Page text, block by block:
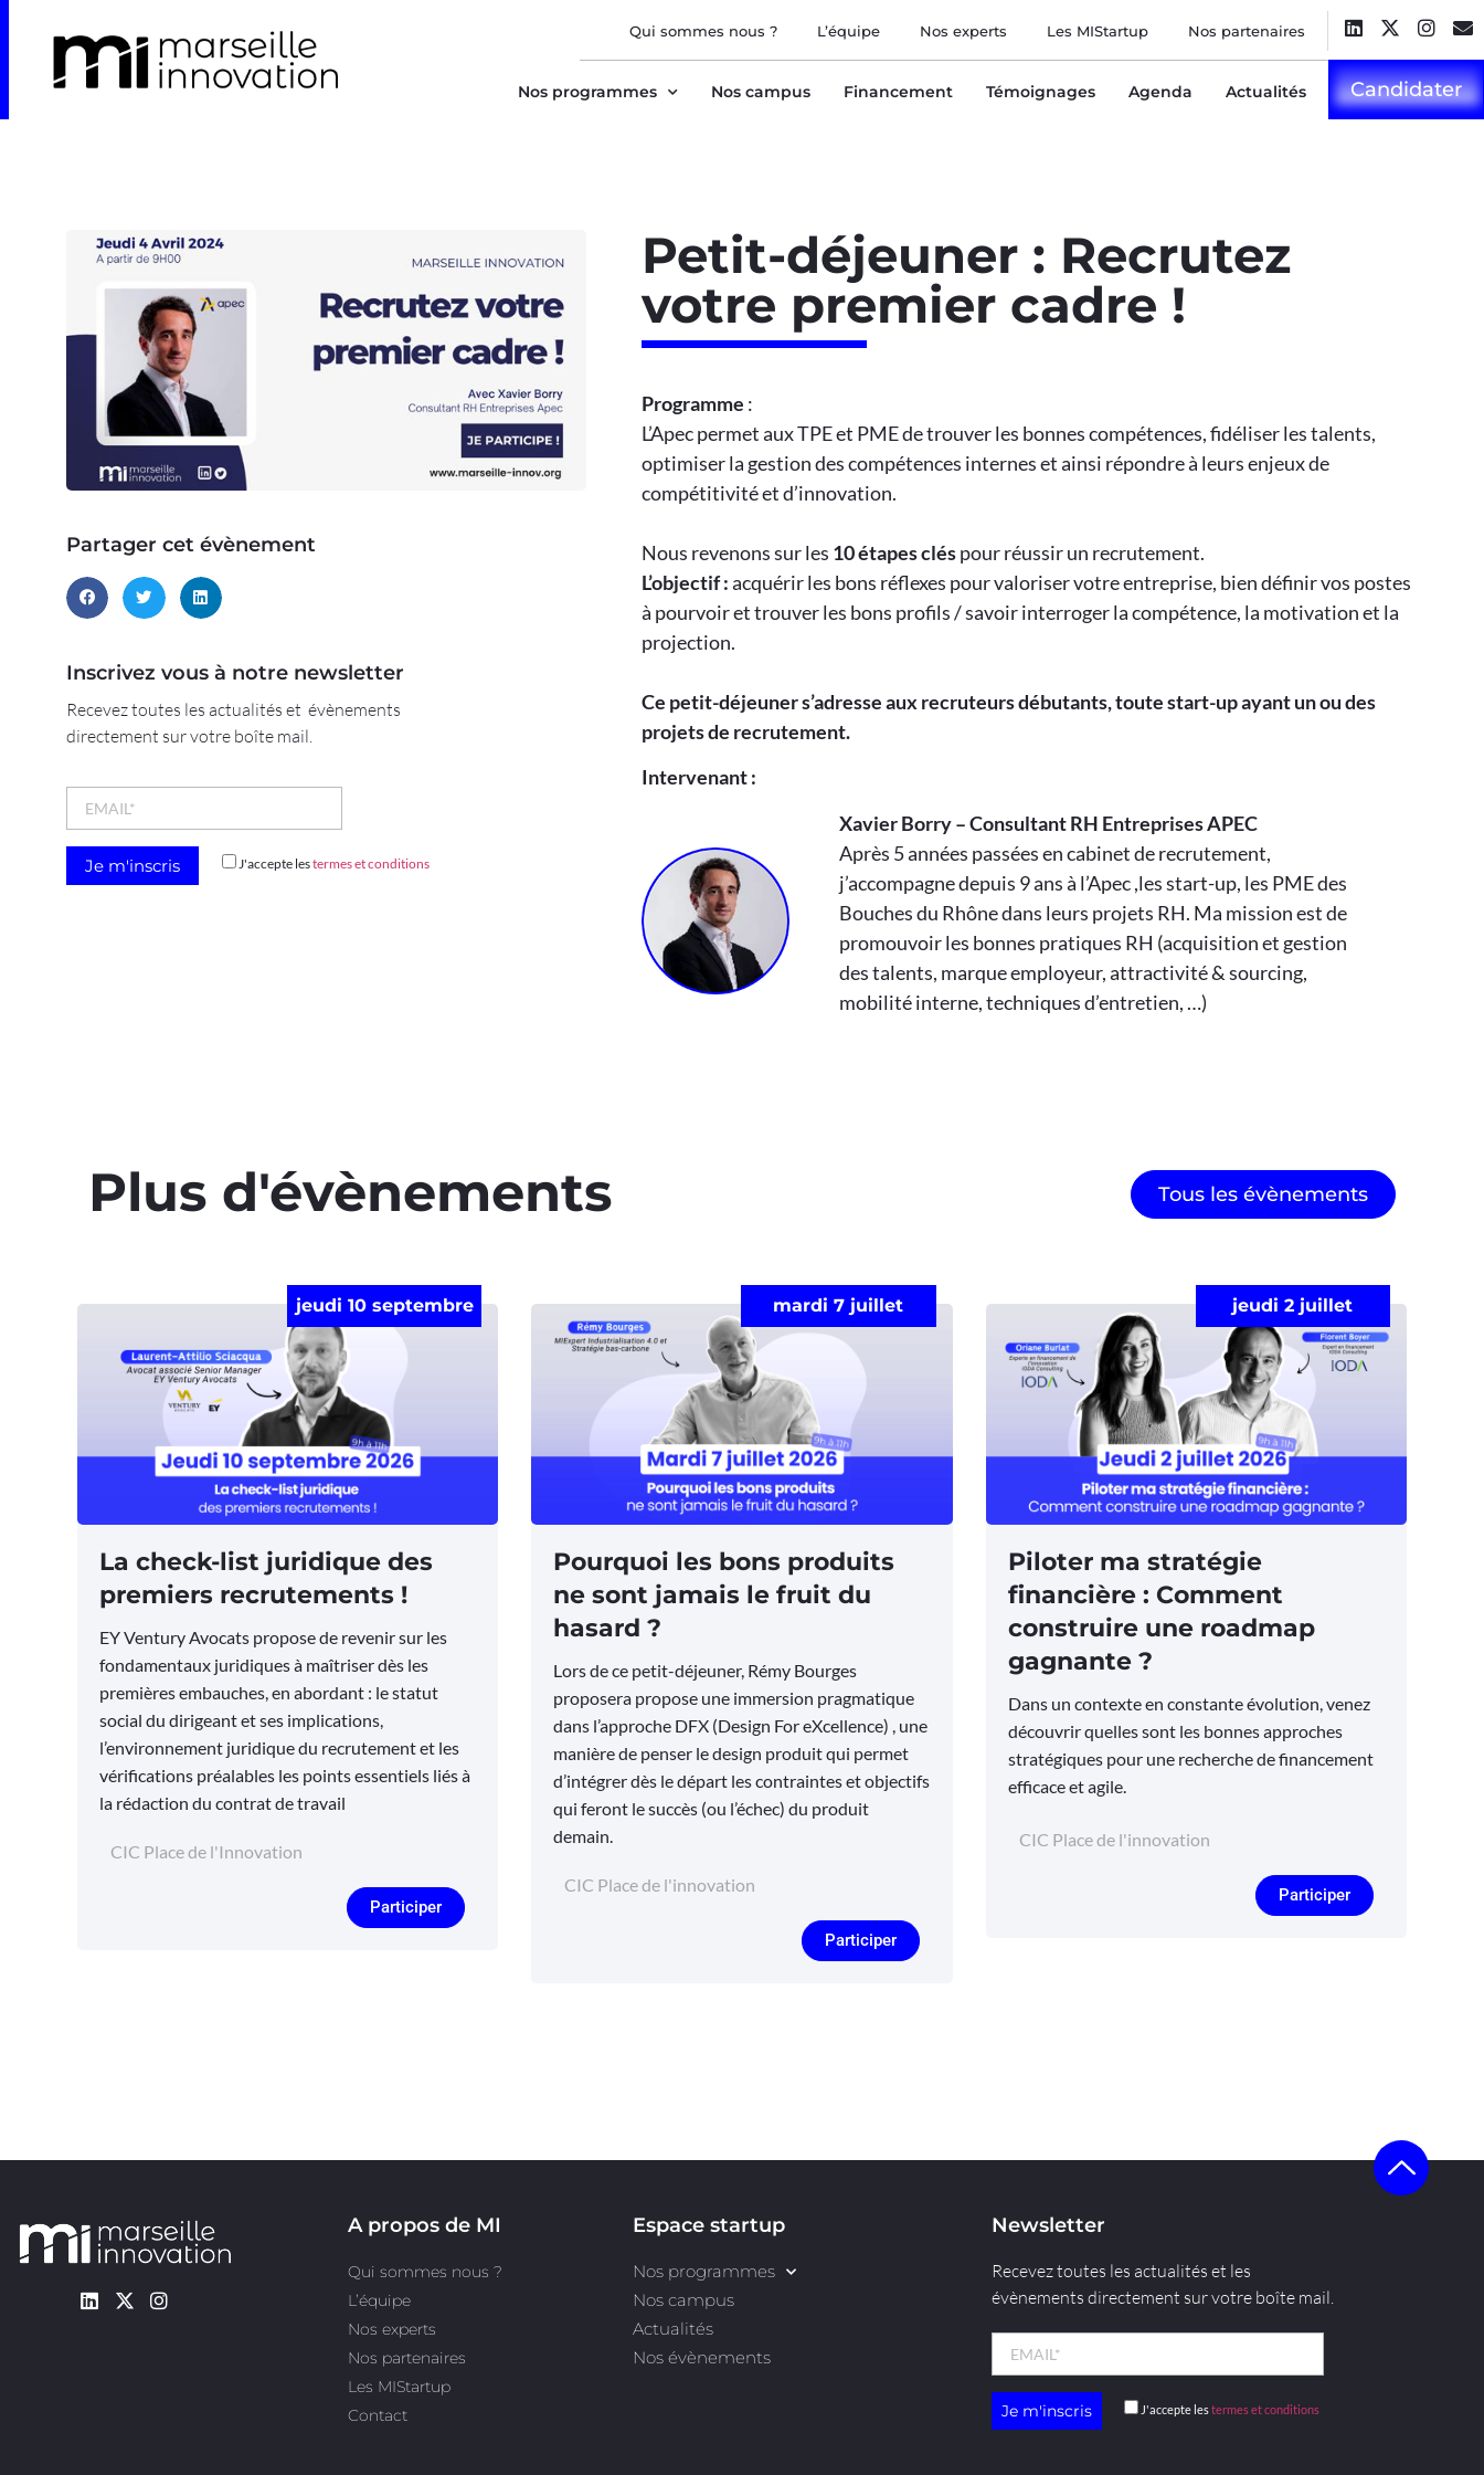
Qui sommes nous ? L’équipe Nos experts Les MIStartup Nos partenaires
Nos programmes Nos campus Financement Témoignages Agenda Actualités Candidater
Partager cet évènement
Inscrivez vous à notre newsletter
Recevez toutes les actualités et évènements
directement sur votre boîte mail.
J'accepte lestermes et conditions
Petit-déjeuner : Recrutez
votre premier cadre !
Programme :
L’Apec permet aux TPE et PME de trouver les bonnes compétences, fidéliser les talents,
optimiser la gestion des compétences internes et ainsi répondre à leurs enjeux de
compétitivité et d’innovation.
Nous revenons sur les 10 étapes cléspour réussir un recrutement.
L’objectif :acquérir les bons réflexes pour valoriser votre entreprise, bien définir vos postes
à pourvoir et trouver les bons profils / savoir interroger la compétence, la motivation et la
projection.
Ce petit-déjeuner s’adresse aux recruteurs débutants, toute start-up ayant un ou des
projets de recrutement.
Intervenant :
Xavier Borry – Consultant RH Entreprises APEC
Après 5 années passées en cabinet de recrutement,
j’accompagne depuis 9 ans à l’Apec ,les start-up, les PME des
Bouches du Rhône dans leurs projets RH. Ma mission est de
promouvoir les bonnes pratiques RH (acquisition et gestion
des talents, marque employeur, attractivité & sourcing,
mobilité interne, techniques d’entretien, …)
Plus d'évènements​ Tous les évènements
jeudi 10 septembre
La check-list juridique des
premiers recrutements !
EY Ventury Avocats propose de revenir sur les
fondamentaux juridiques à maîtriser dès les
premières embauches, en abordant : le statut
social du dirigeant et ses implications,
l’environnement juridique du recrutement et les
vérifications préalables les points essentiels liés à
la rédaction du contrat de travail
CIC Place de l'Innovation
Participer
mardi 7 juillet
Pourquoi les bons produits
ne sont jamais le fruit du
hasard ?
Lors de ce petit-déjeuner, Rémy Bourges
proposera propose une immersion pragmatique
dans l’approche DFX (Design For eXcellence) , une
manière de penser le design produit qui permet
d’intégrer dès le départ les contraintes et objectifs
qui feront le succès (ou l’échec) du produit
demain.
CIC Place de l'innovation
Participer
jeudi 2 juillet
Piloter ma stratégie
financière : Comment
construire une roadmap
gagnante ?
Dans un contexte en constante évolution, venez
découvrir quelles sont les bonnes approches
stratégiques pour une recherche de financement
efficace et agile.
CIC Place de l'innovation
Participer
A propos de MI
Qui sommes nous ?
L’équipe
Nos experts
Nos partenaires
Les MIStartup
Contact
Espace startup
Nos programmes
Nos campus
Actualités
Nos évènements
Newsletter
Recevez toutes les actualités et les
évènements directement sur votre boîte mail.
J'accepte lestermes et conditions